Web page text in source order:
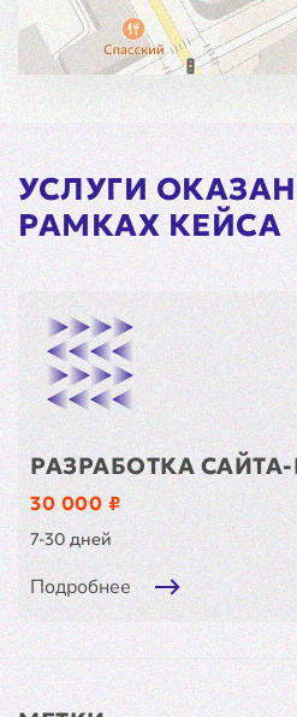
УСЛУГИ
РАМКАХ КЕЙСА
РАЗРАБОТКА
30 000 ₽
7-30 дней
Подробнее